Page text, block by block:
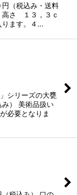
（税込み・送料
さ １３，３ｃ
ります。４…
シリーズの大甕
） 美術品扱い
必要となりま